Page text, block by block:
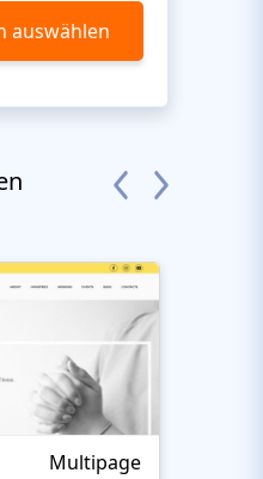
auswählen
Multipage